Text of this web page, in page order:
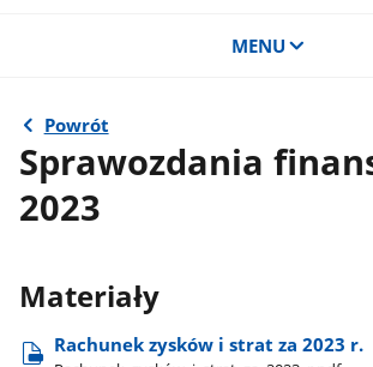
MENU
Powrót
Sprawozdania
2023
Materiały
Rachunek zysków i strat za 2023 r.